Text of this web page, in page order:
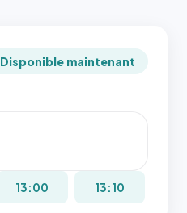
Disponible maintenant
13:00 13:10